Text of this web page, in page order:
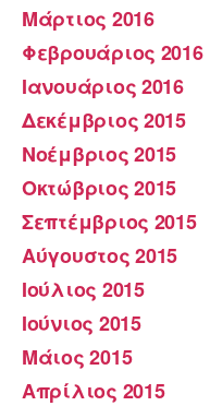
Μάρτιος 2016
Φεβρουάριος 2016
Ιανουάριος 2016
Δεκέμβριος 2015
Νοέμβριος 2015
Οκτώβριος 2015
Σεπτέμβριος 2015
Αύγουστος 2015
Ιούλιος 2015
Ιούνιος 2015
Μάιος 2015
Απρίλιος 2015